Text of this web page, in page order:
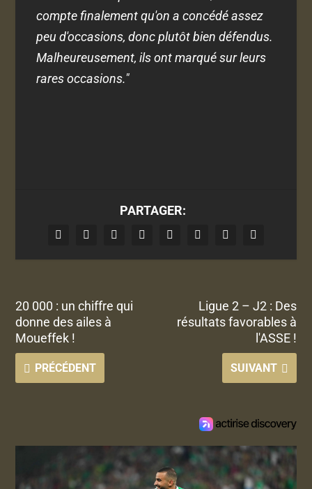
compte finalement qu'on a concédé assez
peu d'occasions, donc plutôt bien défendus.
Malheureusement, ils ont marqué sur leurs
rares occasions."
PARTAGER:
20 000 : un chiffre qui
donne des ailes à
Moueffek !
PRÉCÉDENT
Ligue 2 – J2 : Des
résultats favorables à
l'ASSE !
SUIVANT